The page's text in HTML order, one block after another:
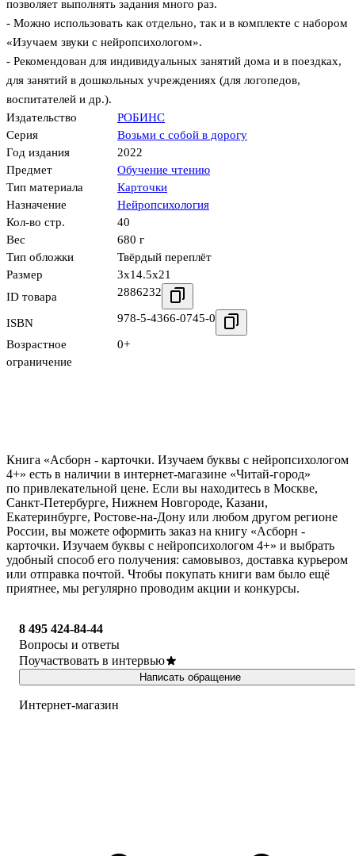
позволяет выполнять задания много раз.
- Можно использовать как отдельно, так и в комплекте с набором
«Изучаем звуки с нейропсихологом».
- Рекомендован для индивидуальных занятий дома и в поездках,
для занятий в дошкольных учреждениях (для логопедов,
воспитателей и др.).
Издательство
РОБИНС
Серия
Возьми с собой в дорогу
Год издания
2022
Предмет
Обучение чтению
Тип материала
Карточки
Назначение
Нейропсихология
Кол-во стр.
40
Вес
680 г
Тип обложки
Твёрдый переплёт
Размер
3x14.5x21
ID товара
2886232
ISBN 978-5-4366-0745-0
Возрастное
ограничение
0+
Книга «Асборн - карточки. Изучаем буквы с нейропсихологом
4+» есть в наличии в интернет-магазине «Читай-город»
по привлекательной цене. Если вы находитесь в Москве,
Санкт-Петербурге, Нижнем Новгороде, Казани,
Екатеринбурге, Ростове-на-Дону или любом другом регионе
России, вы можете оформить заказ на книгу «Асборн -
карточки. Изучаем буквы с нейропсихологом 4+» и выбрать
удобный способ его получения: самовывоз, доставка курьером
или отправка почтой. Чтобы покупать книги вам было ещё
приятнее, мы регулярно проводим акции и конкурсы.
8 495 424-84-44
Вопросы и ответы
Поучаствовать в интервью
Написать обращение
Интернет-магазин